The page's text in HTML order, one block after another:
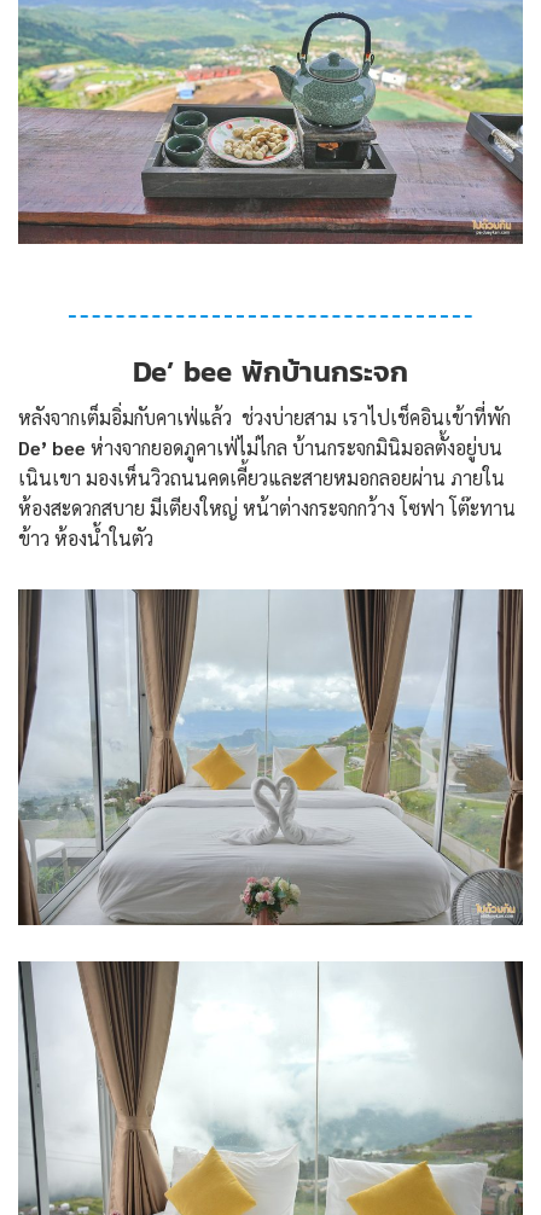
De’ bee พักบ้านกระจก
หลังจากเต็มอิ่มกับคาเฟ่แล้ว ช่วงบ่ายสาม เราไปเช็คอินเข้าที่พัก
De’ bee ห่างจากยอดภูคาเฟ่ไม่ไกล บ้านกระจกมินิมอลตั้งอยู่บน
เนินเขา มองเห็นวิวถนนคดเคี้ยวและสายหมอกลอยผ่าน ภายใน
ห้องสะดวกสบาย มีเตียงใหญ่ หน้าต่างกระจกกว้าง โซฟา โต๊ะทาน
ข้าว ห้องน้ำในตัว